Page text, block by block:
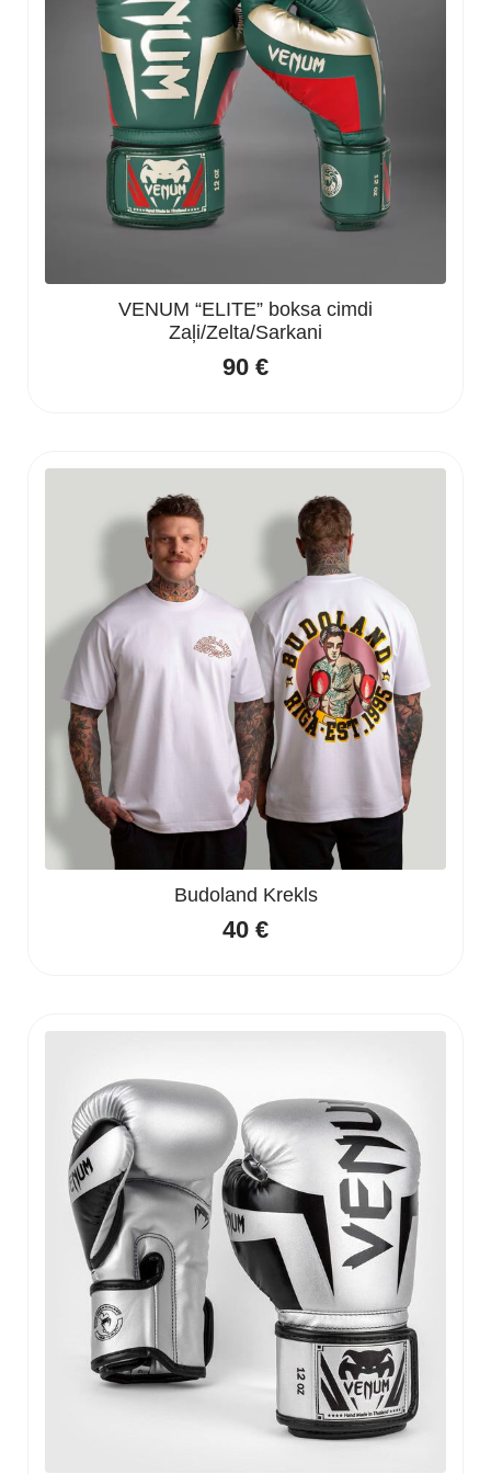
VENUM “ELITE” boksa cimdi
Zaļi/Zelta/Sarkani
90 €
Budoland Krekls
40 €